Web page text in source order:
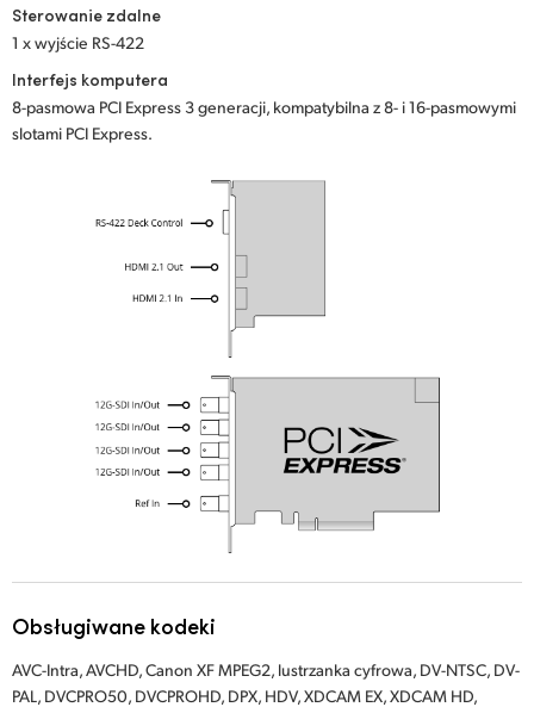
Sterowanie zdalne
1 x wyjście RS-422
Interfejs komputera
8-pasmowa PCI Express 3 generacji, kompatybilna z 8- i 16-pasmowymi
slotami PCI Express.
Obsługiwane kodeki
AVC-Intra, AVCHD, Canon XF MPEG2, lustrzanka cyfrowa, DV-NTSC, DV-
PAL, DVCPRO50, DVCPROHD, DPX, HDV, XDCAM EX, XDCAM HD,